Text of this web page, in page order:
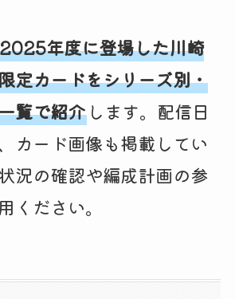
年度に登場した川崎
定カードをシリーズ別・
覧で紹介します。配信日
カード画像も掲載してい
況の確認や編成計画の参
ください。